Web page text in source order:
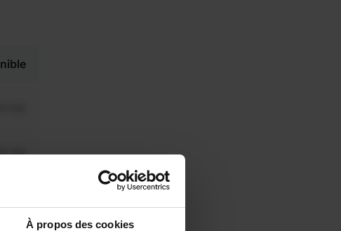
À propos des cookies